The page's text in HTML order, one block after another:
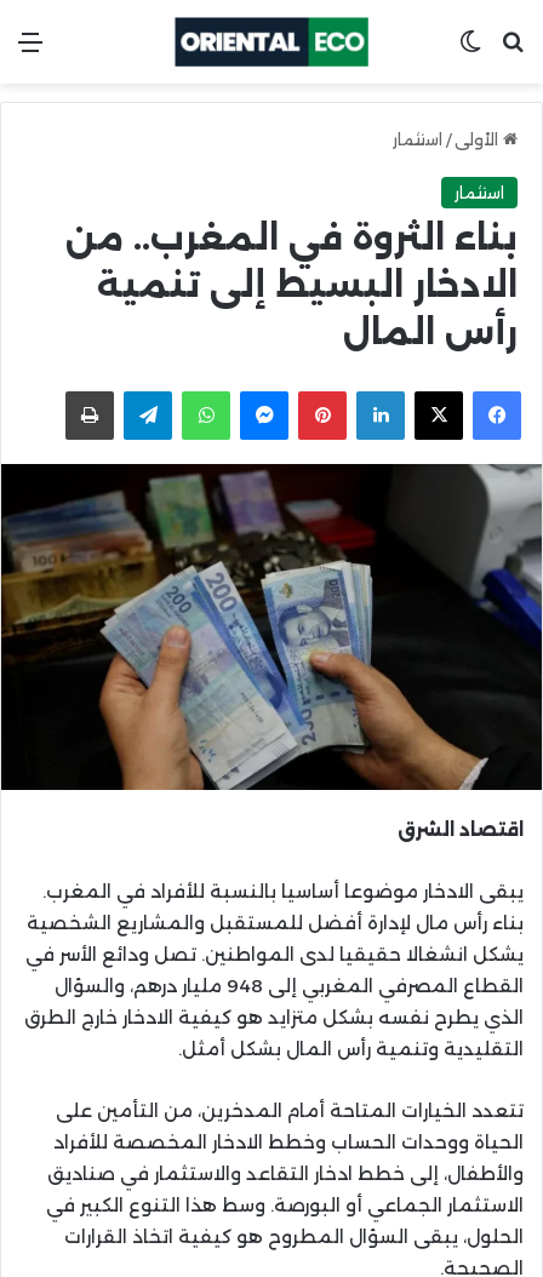
ابحث عنSwitch skin
الأولى / استثمار
استثمار
بناء الثروة في المغرب.. من
الادخار البسيط إلى تنمية
رأس المال
Facebook
X
LinkedIn
Pinterest
Messenger
WhatsApp
Telegramاطبعها
اقتصاد الشرق
يبقى الادخار موضوعا أساسيا بالنسبة للأفراد في المغرب.
بناء رأس مال لإدارة أفضل للمستقبل والمشاريع الشخصية
يشكل انشغالا حقيقيا لدى المواطنين. تصل ودائع الأسر في
القطاع المصرفي المغربي إلى 948 مليار درهم، والسؤال
الذي يطرح نفسه بشكل متزايد هو كيفية الادخار خارج الطرق
التقليدية وتنمية رأس المال بشكل أمثل.
تتعدد الخيارات المتاحة أمام المدخرين، من التأمين على
الحياة ووحدات الحساب وخطط الادخار المخصصة للأفراد
والأطفال، إلى خطط ادخار التقاعد والاستثمار في صناديق
الاستثمار الجماعي أو البورصة. وسط هذا التنوع الكبير في
الحلول، يبقى السؤال المطروح هو كيفية اتخاذ القرارات
الصحيحة.